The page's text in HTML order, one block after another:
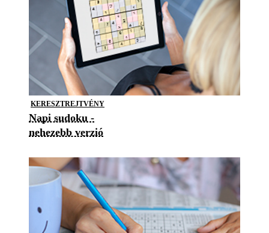
KERESZTREJTVÉNY
Napi sudoku -
nehezebb verzió